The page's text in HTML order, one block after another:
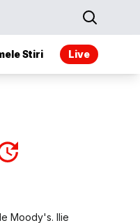
Stiri Live
Moody's. Ilie